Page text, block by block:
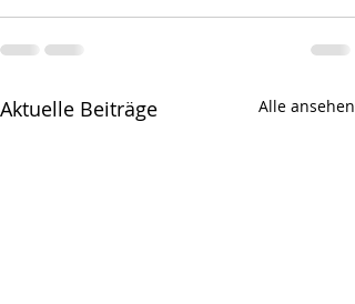
Aktuelle Beiträge Alle ansehen